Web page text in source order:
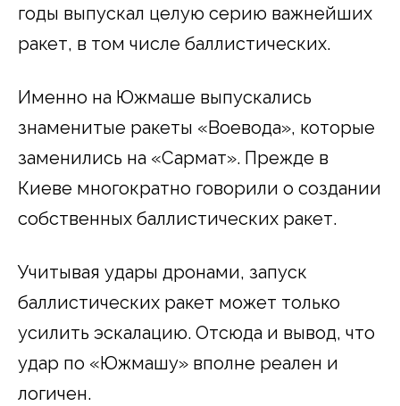
годы выпускал целую серию важнейших
ракет, в том числе баллистических.
Именно на Южмаше выпускались
знаменитые ракеты «Воевода», которые
заменились на «Сармат». Прежде в
Киеве многократно говорили о создании
собственных баллистических ракет.
Учитывая удары дронами, запуск
баллистических ракет может только
усилить эскалацию. Отсюда и вывод, что
удар по «Южмашу» вполне реален и
логичен.